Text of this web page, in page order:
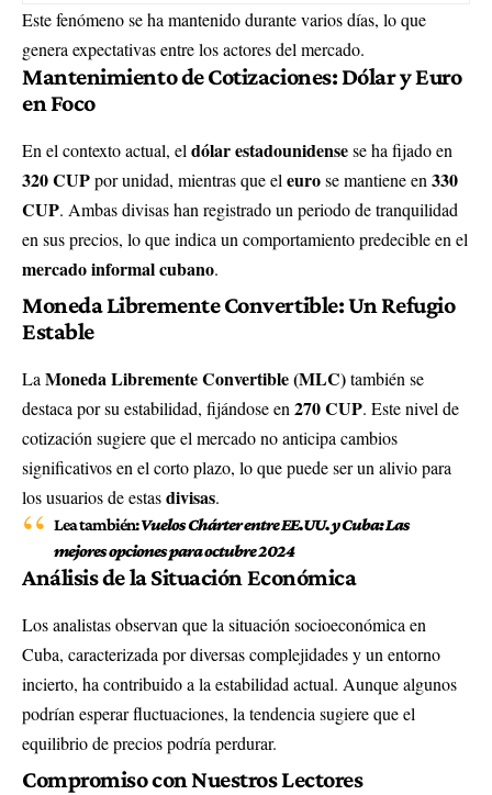
Este fenómeno se ha mantenido durante varios días, lo que
genera expectativas entre los actores del mercado.
Mantenimiento de Cotizaciones: Dólar y Euro
en Foco
En el contexto actual, el dólar estadounidensese ha fijado en
320 CUPpor unidad, mientras que el eurose mantiene en 330
CUP. Ambas divisas han registrado un periodo de tranquilidad
en sus precios, lo que indica un comportamiento predecible en el
mercado informal cubano.
Moneda Libremente Convertible: Un Refugio
Estable
La Moneda Libremente Convertible (MLC)también se
destaca por su estabilidad, fijándose en 270 CUP. Este nivel de
cotización sugiere que el mercado no anticipa cambios
significativos en el corto plazo, lo que puede ser un alivio para
los usuarios de estasdivisas.
Lea también: Vuelos Chárter entre EE.UU. y Cuba: Las
mejores opciones para octubre 2024
Análisis de la Situación Económica
Los analistas observan que la situación socioeconómica en
Cuba, caracterizada por diversas complejidades y un entorno
incierto, ha contribuido a la estabilidad actual. Aunque algunos
podrían esperar fluctuaciones, la tendencia sugiere que el
equilibrio de precios podría perdurar.
Compromiso con Nuestros Lectores